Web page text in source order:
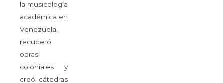
la musicología
académica en
Venezuela,
recuperó
obras
coloniales y
creó cátedras